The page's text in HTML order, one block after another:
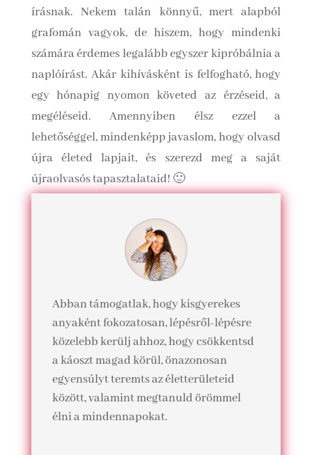
írásnak. Nekem talán könnyű, mert alapból
grafomán vagyok, de hiszem, hogy mindenki
számára érdemes legalább egyszer kipróbálnia a
naplóírást. Akár kihívásként is felfogható, hogy
egy hónapig nyomon követed az érzéseid, a
megéléseid. Amennyiben élsz ezzel a
lehetőséggel, mindenképp javaslom, hogy olvasd
újra életed lapjait, és szerezd meg a saját
újraolvasós tapasztalataid! 🙂
Abban támogatlak, hogy kisgyerekes
anyaként fokozatosan, lépésről-lépésre
közelebb kerülj ahhoz, hogy csökkentsd
a káoszt magad körül, önazonosan
egyensúlyt teremts az életterületeid
között, valamint megtanuld örömmel
élni a mindennapokat.